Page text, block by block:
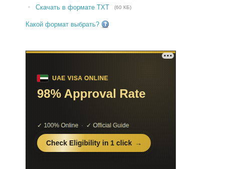
Скачать в формате TXT (60 КБ)
Какой формат выбрать?